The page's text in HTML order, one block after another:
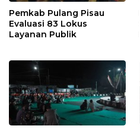
Pemkab Pulang Pisau
Evaluasi 83 Lokus
Layanan Publik